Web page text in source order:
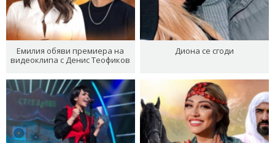
Емилия обяви премиера на
видеоклипа с Денис Теофиков
Диона се сгоди